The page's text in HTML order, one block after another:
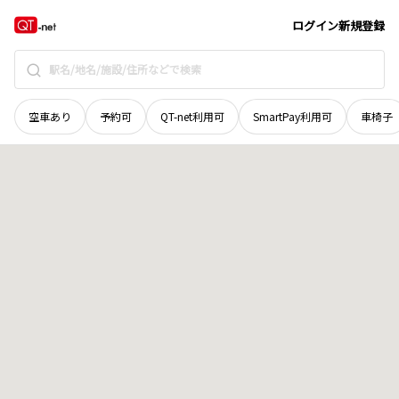
ログイン新規登録
空車あり 予約可 QT-net利用可 SmartPay利用可 車椅子
長野県